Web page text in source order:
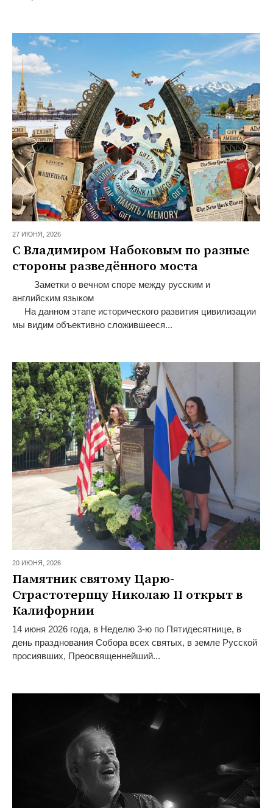
27 ИЮНЯ, 2026
С Владимиром Набоковым по разные
стороны разведённого моста
Заметки о вечном споре между русским и
английским языком
На данном этапе исторического развития цивилизации
мы видим объективно сложившееся...
20 ИЮНЯ, 2026
Памятник святому Царю-
Страстотерпцу Николаю II открыт в
Калифорнии
14 июня 2026 года, в Неделю 3-ю по Пятидесятнице, в
день празднования Собора всех святых, в земле Русской
просиявших, Преосвященнейший...